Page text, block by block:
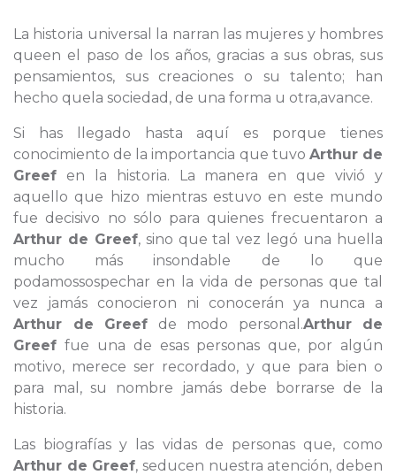
La historia universal la narran las mujeres y hombres
queen el paso de los años, gracias a sus obras, sus
pensamientos, sus creaciones o su talento; han
hecho quela sociedad, de una forma u otra,avance.
Si has llegado hasta aquí es porque tienes
conocimiento de la importancia que tuvo Arthur de
Greef en la historia. La manera en que vivió y
aquello que hizo mientras estuvo en este mundo
fue decisivo no sólo para quienes frecuentaron a
Arthur de Greef, sino que tal vez legó una huella
mucho más insondable de lo que
podamossospechar en la vida de personas que tal
vez jamás conocieron ni conocerán ya nunca a
Arthur de Greef de modo personal.Arthur de
Greef fue una de esas personas que, por algún
motivo, merece ser recordado, y que para bien o
para mal, su nombre jamás debe borrarse de la
historia.
Las biografías y las vidas de personas que, como
Arthur de Greef, seducen nuestra atención, deben